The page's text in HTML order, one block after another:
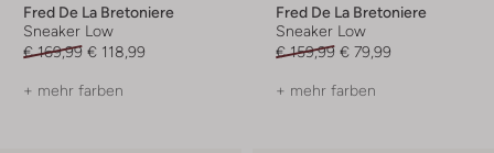
Fred De La Bretoniere
Sneaker Low
€ 169,99 € 118,99
+ mehr farben
Fred De La Bretoniere
Sneaker Low
€ 159,99 € 79,99
+ mehr farben